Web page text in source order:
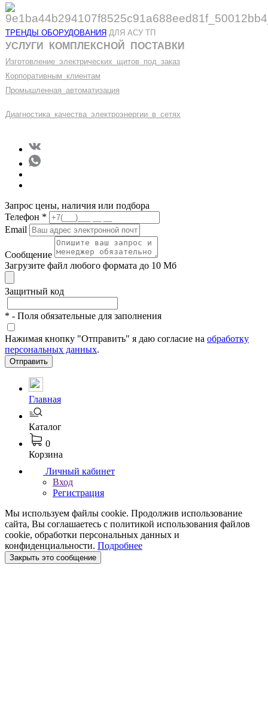
ТРЕНДЫ ОБОРУДОВАНИЯ ДЛЯ АСУ ТП
УСЛУГИ КОМПЛЕКСНОЙ ПОСТАВКИ
Изготовление электрических щитов под заказ
Корпоративным клиентам
Промышленная автоматизация
Диагностика качества электроэнергии в сетях
Запрос цены, наличия или подбора
Телефон *
Email
Сообщение
Загрузите файл любого формата до 10 Мб
Защитный код
* - Поля обязательные для заполнения
Нажимая кнопку "Отправить" я даю согласие на обработку
персональных данных.
Отправить
Главная
Каталог
0
Корзина
Личный кабинет
Вход
Регистрация
Мы используем файлы cookie. Продолжив использование
сайта, Вы соглашаетесь с политикой использования файлов
cookie, обработки персональных данных и
конфиденциальности. Подробнее
Закрыть это сообщение